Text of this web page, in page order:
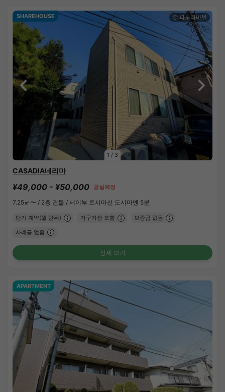
1 / 3
SHAREHOUSE
CASADIA네리마
¥49,000 - ¥50,000 공실예정
7.25㎡〜 / 2층 건물 / 세이부 토시마선 도시마엔 5분
단기 계약(월 단위) 가구가전 포함 보증금 없음
사례금 없음
상세 보기
APARTMENT